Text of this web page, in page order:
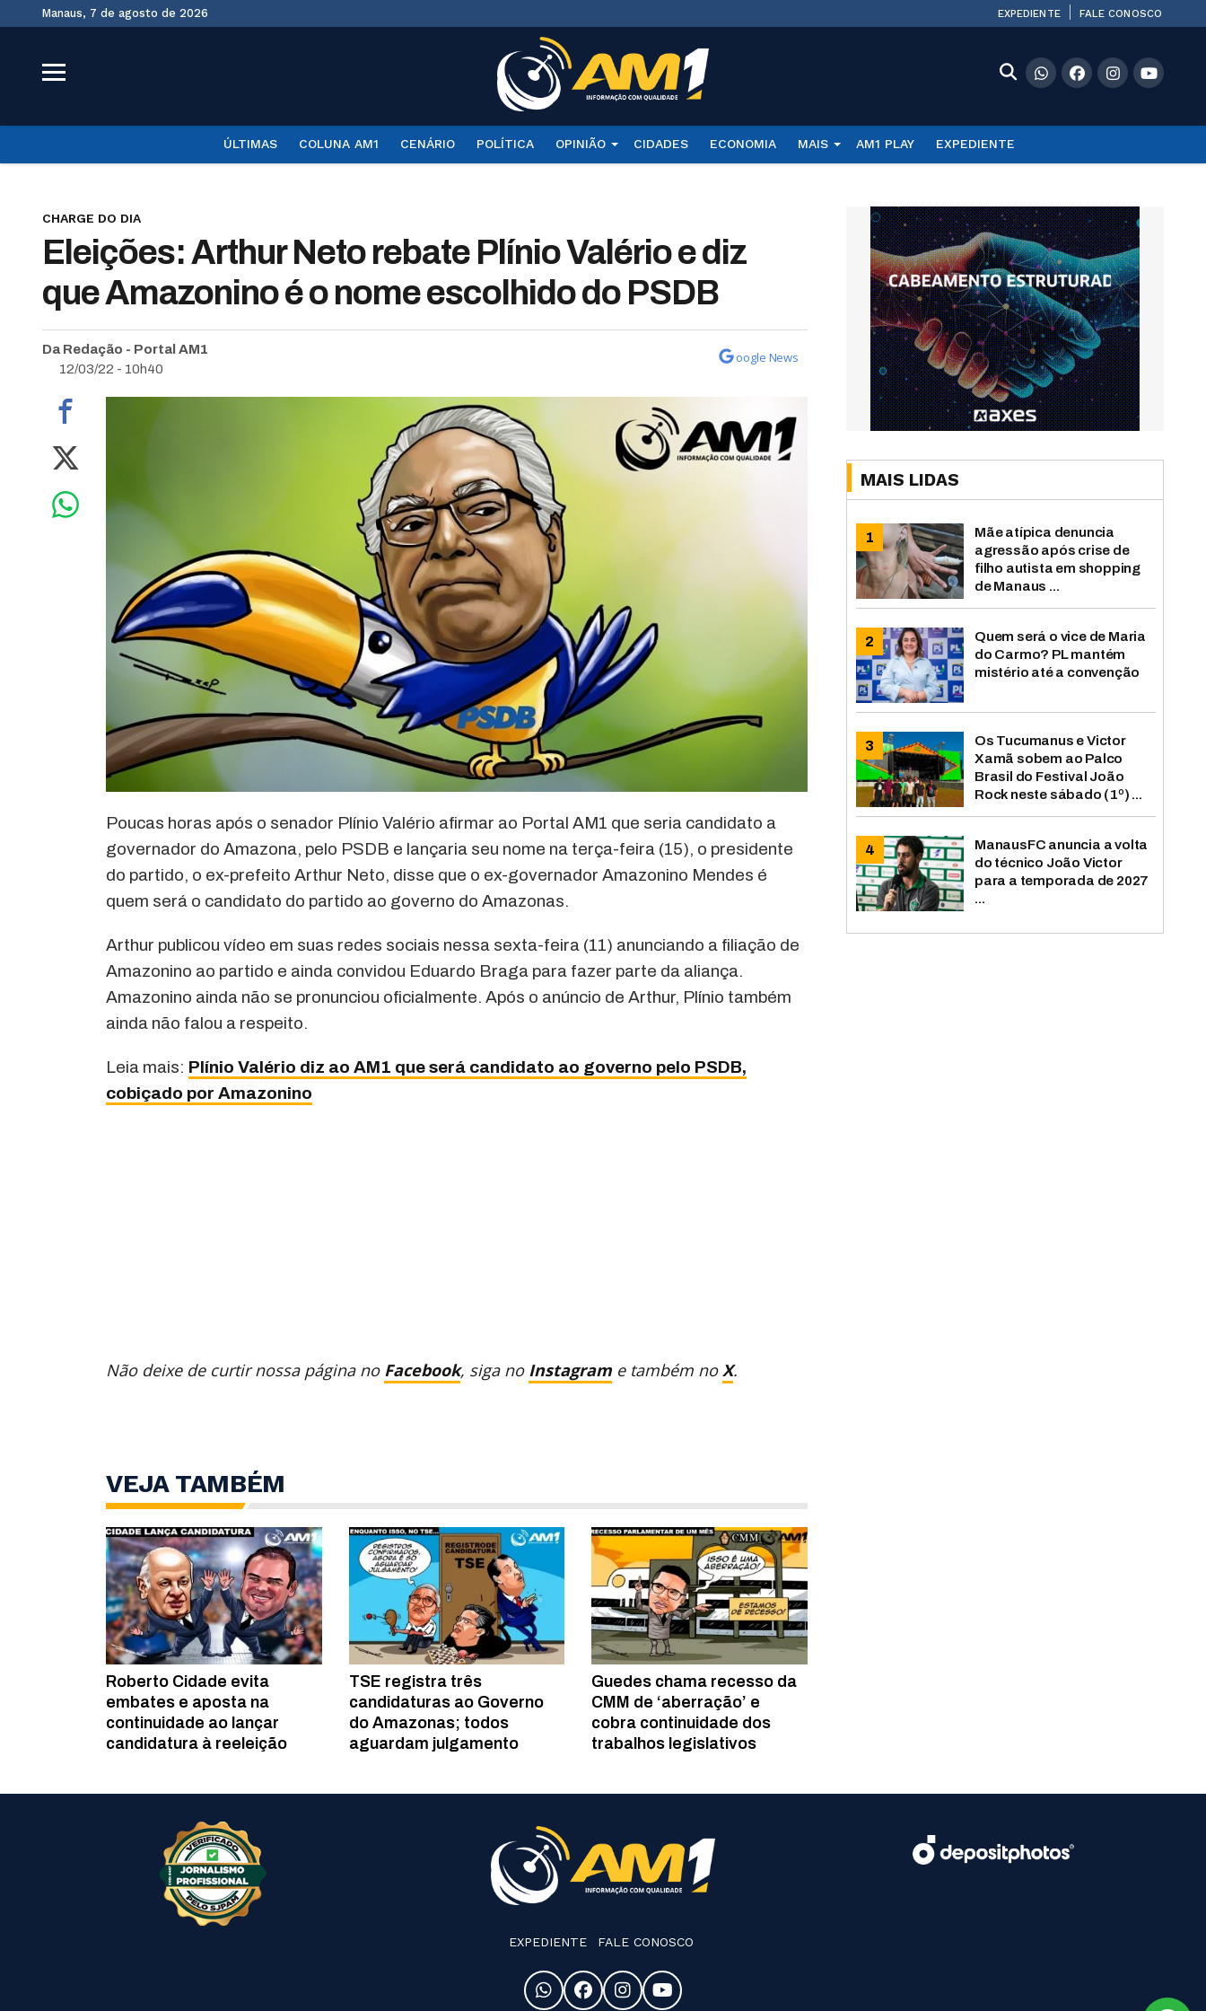
Manaus, 7 de agosto de 2026 EXPEDIENTE FALE CONOSCO
ÚLTIMAS COLUNA AM1 CENÁRIO POLÍTICA OPINIÃO CIDADES ECONOMIA MAIS AM1 PLAY EXPEDIENTE
CHARGE DO DIA
Eleições: Arthur Neto rebate Plínio Valério e diz
que Amazonino é o nome escolhido do PSDB
Da Redação - Portal AM1
12/03/22 - 10h40
oogle News
Poucas horas após o senador Plínio Valério afirmar ao Portal AM1 que seria candidato a
governador do Amazona, pelo PSDB e lançaria seu nome na terça-feira (15), o presidente
do partido, o ex-prefeito Arthur Neto, disse que o ex-governador Amazonino Mendes é
quem será o candidato do partido ao governo do Amazonas.
Arthur publicou vídeo em suas redes sociais nessa sexta-feira (11) anunciando a filiação de
Amazonino ao partido e ainda convidou Eduardo Braga para fazer parte da aliança.
Amazonino ainda não se pronunciou oficialmente. Após o anúncio de Arthur, Plínio também
ainda não falou a respeito.
Leia mais: Plínio Valério diz ao AM1 que será candidato ao governo pelo PSDB,
cobiçado por Amazonino
Não deixe de curtir nossa página no Facebook, siga no Instagram e também noX.
VEJA TAMBÉM
Roberto Cidade evita
embates e aposta na
continuidade ao lançar
candidatura à reeleição
TSE registra três
candidaturas ao Governo
do Amazonas; todos
aguardam julgamento
Guedes chama recesso da
CMM de ‘aberração’ e
cobra continuidade dos
trabalhos legislativos
MAIS LIDAS
Mãe atípica denuncia
agressão após crise de
filho autista em shopping
de Manaus ...
Quem será o vice de Maria
do Carmo? PL mantém
mistério até a convenção
Os Tucumanus e Victor
Xamã sobem ao Palco
Brasil do Festival João
Rock neste sábado (1º) ...
ManausFC anuncia a volta
do técnico João Victor
para a temporada de 2027
...
EXPEDIENTE FALE CONOSCO